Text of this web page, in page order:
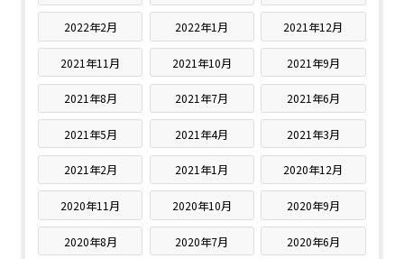
2022年2月 2022年1月 2021年12月
2021年11月 2021年10月 2021年9月
2021年8月 2021年7月 2021年6月
2021年5月 2021年4月 2021年3月
2021年2月 2021年1月 2020年12月
2020年11月 2020年10月 2020年9月
2020年8月 2020年7月 2020年6月